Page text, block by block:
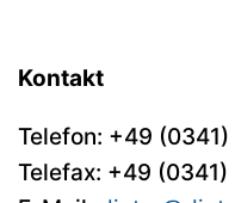
Kontakt
Telefon: +49
Telefax: +49